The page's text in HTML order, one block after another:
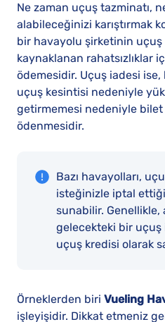
Ne zaman uçuş tazminatı,
alabileceğinizi karıştırmak
bir havayolu şirketinin
kaynaklanan rahatsızlıklar
ödemesidir. Uçuş iadesi
uçuş kesintisi nedeniyle
getirmemesi nedeniyle
ödenmesidir.
Bazı havayolları,
isteğinizle iptal
sunabilir. Genellikle,
gelecekteki bir
uçuş kredisi olarak
Örneklerden biri Vueling
işleyişidir. Dikkat etmeniz